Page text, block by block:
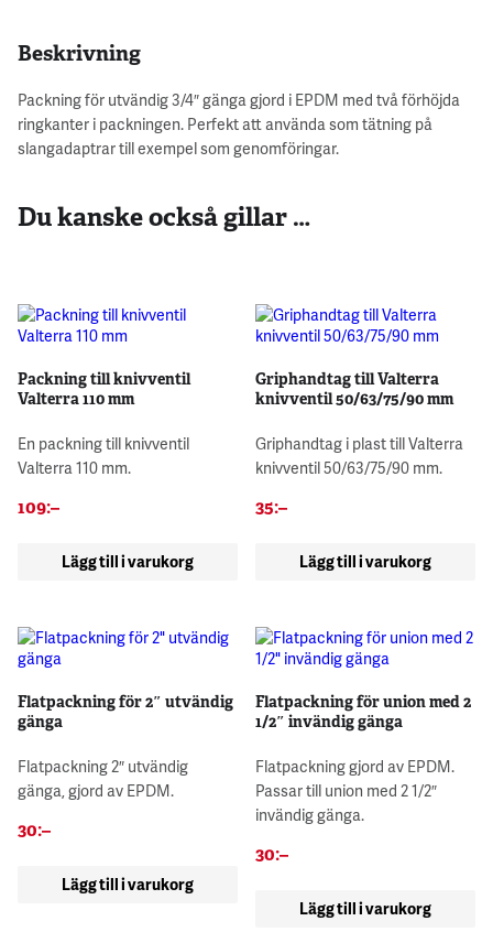
Beskrivning
Packning för utvändig 3/4″ gänga gjord i EPDM med två förhöjda
ringkanter i packningen. Perfekt att använda som tätning på
slangadaptrar till exempel som genomföringar.
Du kanske också gillar …
Packning till knivventil
Valterra 110 mm
En packning till knivventil
Valterra 110 mm.
109:–
Lägg till i varukorg
Griphandtag till Valterra
knivventil 50/63/75/90 mm
Griphandtag i plast till Valterra
knivventil 50/63/75/90 mm.
35:–
Lägg till i varukorg
Flatpackning för 2″ utvändig
gänga
Flatpackning 2″ utvändig
gänga, gjord av EPDM.
30:–
Lägg till i varukorg
Flatpackning för union med 2
1/2″ invändig gänga
Flatpackning gjord av EPDM.
Passar till union med 2 1/2″
invändig gänga.
30:–
Lägg till i varukorg